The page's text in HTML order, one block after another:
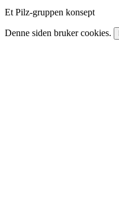
Et Pilz-gruppen konsept
Denne siden bruker cookies.